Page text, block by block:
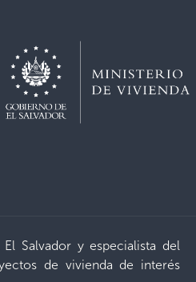
El Salvador y especialista del
de vivienda de interés